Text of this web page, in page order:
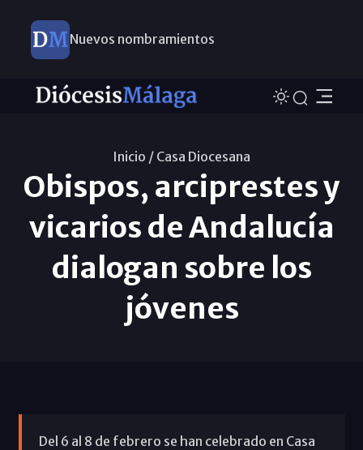
Nuevos nombramientos
Inicio / Casa Diocesana
Obispos, arciprestes y
vicarios de Andalucía
dialogan sobre los
jóvenes
Del 6 al 8 de febrero se han celebrado en Casa